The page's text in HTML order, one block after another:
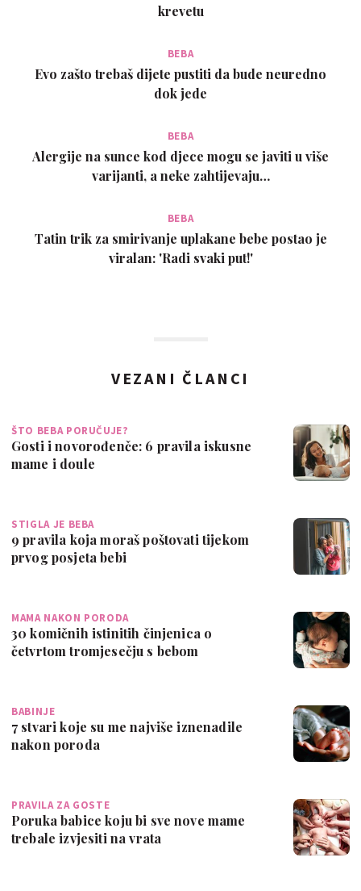
krevetu
BEBA
Evo zašto trebaš dijete pustiti da bude neuredno
dok jede
BEBA
Alergije na sunce kod djece mogu se javiti u više
varijanti, a neke zahtijevaju…
BEBA
Tatin trik za smirivanje uplakane bebe postao je
viralan: 'Radi svaki put!'
VEZANI ČLANCI
ŠTO BEBA PORUČUJE?
Gosti i novorođenče: 6 pravila iskusne
mame i doule
STIGLA JE BEBA
9 pravila koja moraš poštovati tijekom
prvog posjeta bebi
MAMA NAKON PORODA
30 komičnih istinitih činjenica o
četvrtom tromjesečju s bebom
BABINJE
7 stvari koje su me najviše iznenadile
nakon poroda
PRAVILA ZA GOSTE
Poruka babice koju bi sve nove mame
trebale izvjesiti na vrata